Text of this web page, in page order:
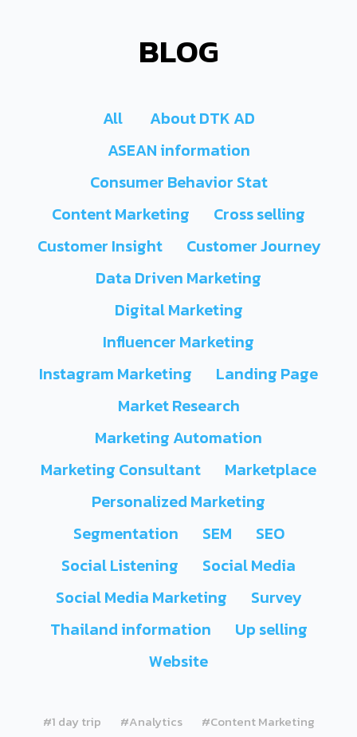
BLOG
All
About DTK AD
ASEAN information
Consumer Behavior Stat
Content Marketing
Cross selling
Customer Insight
Customer Journey
Data Driven Marketing
Digital Marketing
Influencer Marketing
Instagram Marketing
Landing Page
Market Research
Marketing Automation
Marketing Consultant
Marketplace
Personalized Marketing
Segmentation
SEM
SEO
Social Listening
Social Media
Social Media Marketing
Survey
Thailand information
Up selling
Website
#1 day trip #Analytics
#Content Marketing